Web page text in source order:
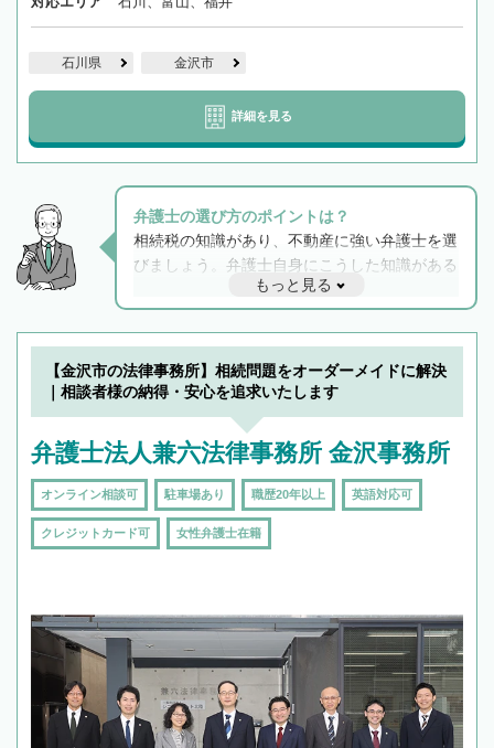
石川県 金沢市
詳細を見る
弁護士の選び方のポイントは？
相続税の知識があり、不動産に強い弁護士を選
びましょう。弁護士自身にこうした知識がある
と他士業との連携もスムーズに進み、トラブル
解決のみならず相続をトータルで任せることが
できます。また、相続は感情がからむ分野なの
でフィーリングも重要です。実際に電話や面談
で複数の弁護士と会話をしてウマが合う方に依
もっと見る
【金沢市の法律事務所】相続問題をオーダーメイドに解決
｜相談者様の納得・安心を追求いたします
弁護士法人兼六法律事務所 金沢事務所
オンライン相談可 駐車場あり 職歴20年以上 英語対応可
クレジットカード可 女性弁護士在籍